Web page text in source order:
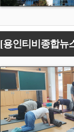
[용인티비종합뉴